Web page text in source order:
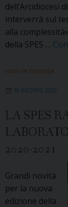
dell’Arcidiocesi
interverrà sul
alla
della SPES …
NEWS IN EVIDENZA
30 AGOSTO 2020
LA SPES
2020-2021
Grandi novità
per la nuova
edizione della